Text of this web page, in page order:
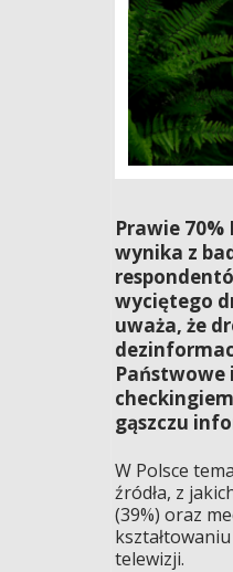
Prawie
wynika z
wyciętego
uważa, że
gąszczu
W Polsce
źródła, z
(39%) oraz
telewizji.